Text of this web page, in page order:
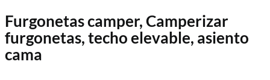
Furgonetas camper, Camperizar
furgonetas, techo elevable, asiento
cama